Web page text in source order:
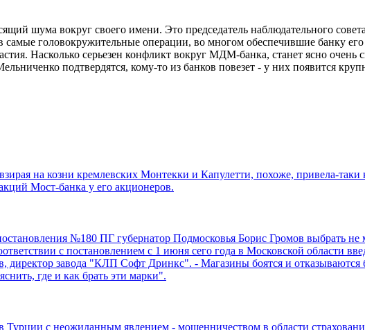
шума вокруг своего имени. Это председатель наблюдательного
головокружительные операции, во многом обеспечившие банку
Насколько серьезен конфликт вокруг МДМ-банка, станет ясно очень
подтвердятся, кому-то из банков повезет - у них появится
на козни кремлевских Монтекки и Капулетти, похоже, привела-
Мост-банка у его акционеров.
№180 ПГ губернатор Подмосковья Борис Громов выбрать не
с постановлением с 1 июня сего года в Московской области
директор завода "КЛП Софт Дринкс". - Магазины боятся и
где и как брать эти марки".
с неожиданным явлением - мошенничеством в области